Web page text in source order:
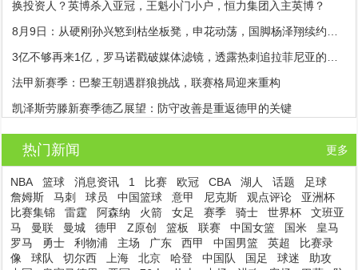
换投资人？英博杀入亚冠，王魁小门小户，恒力集团入主英博？
法甲新赛季：巴黎王朝遇群狼挑战，联赛格局迎来重构
凯泽斯劳滕新赛季德乙展望：防守改善是重返德甲的关键
热门新闻 更多
NBA 篮球 消息资讯 1 比赛 欧冠 CBA 湖人 话题
足球
詹姆斯
马刺 球员 中国篮球 意甲 尼克斯 观点评论
亚洲杯
比赛集锦
雷霆 阿森纳 火箭 女足 赛季 骑士 世界杯
文班亚
马
曼联 曼城 德甲 Z原创 篮板 联赛 中国女篮 国米
皇马
罗马
勇士 利物浦 主场 广东 西甲 中国男篮 英超
比赛录
像
球队 切尔西 上海 北京 哈登 中国队 国足 球迷
助攻